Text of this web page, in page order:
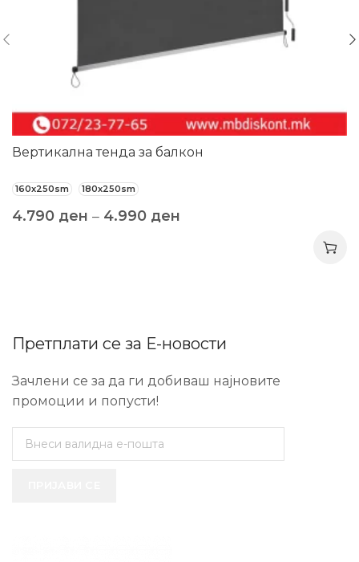
Вертикална тенда за балкон
160x250sm 180x250sm
4.790 ден – 4.990 ден
Претплати се за Е-новости
Зачлени се за да ги добиваш најновите
промоции и попусти!